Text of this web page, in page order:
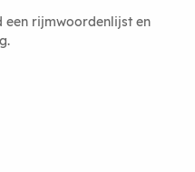
een rijmwoordenlijst en